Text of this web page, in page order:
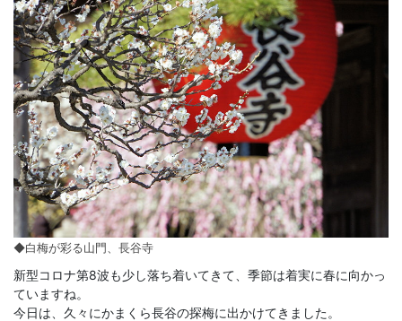
◆白梅が彩る山門、長谷寺
新型コロナ第8波も少し落ち着いてきて、季節は着実に春に向かっ
ていますね。
今日は、久々にかまくら長谷の探梅に出かけてきました。